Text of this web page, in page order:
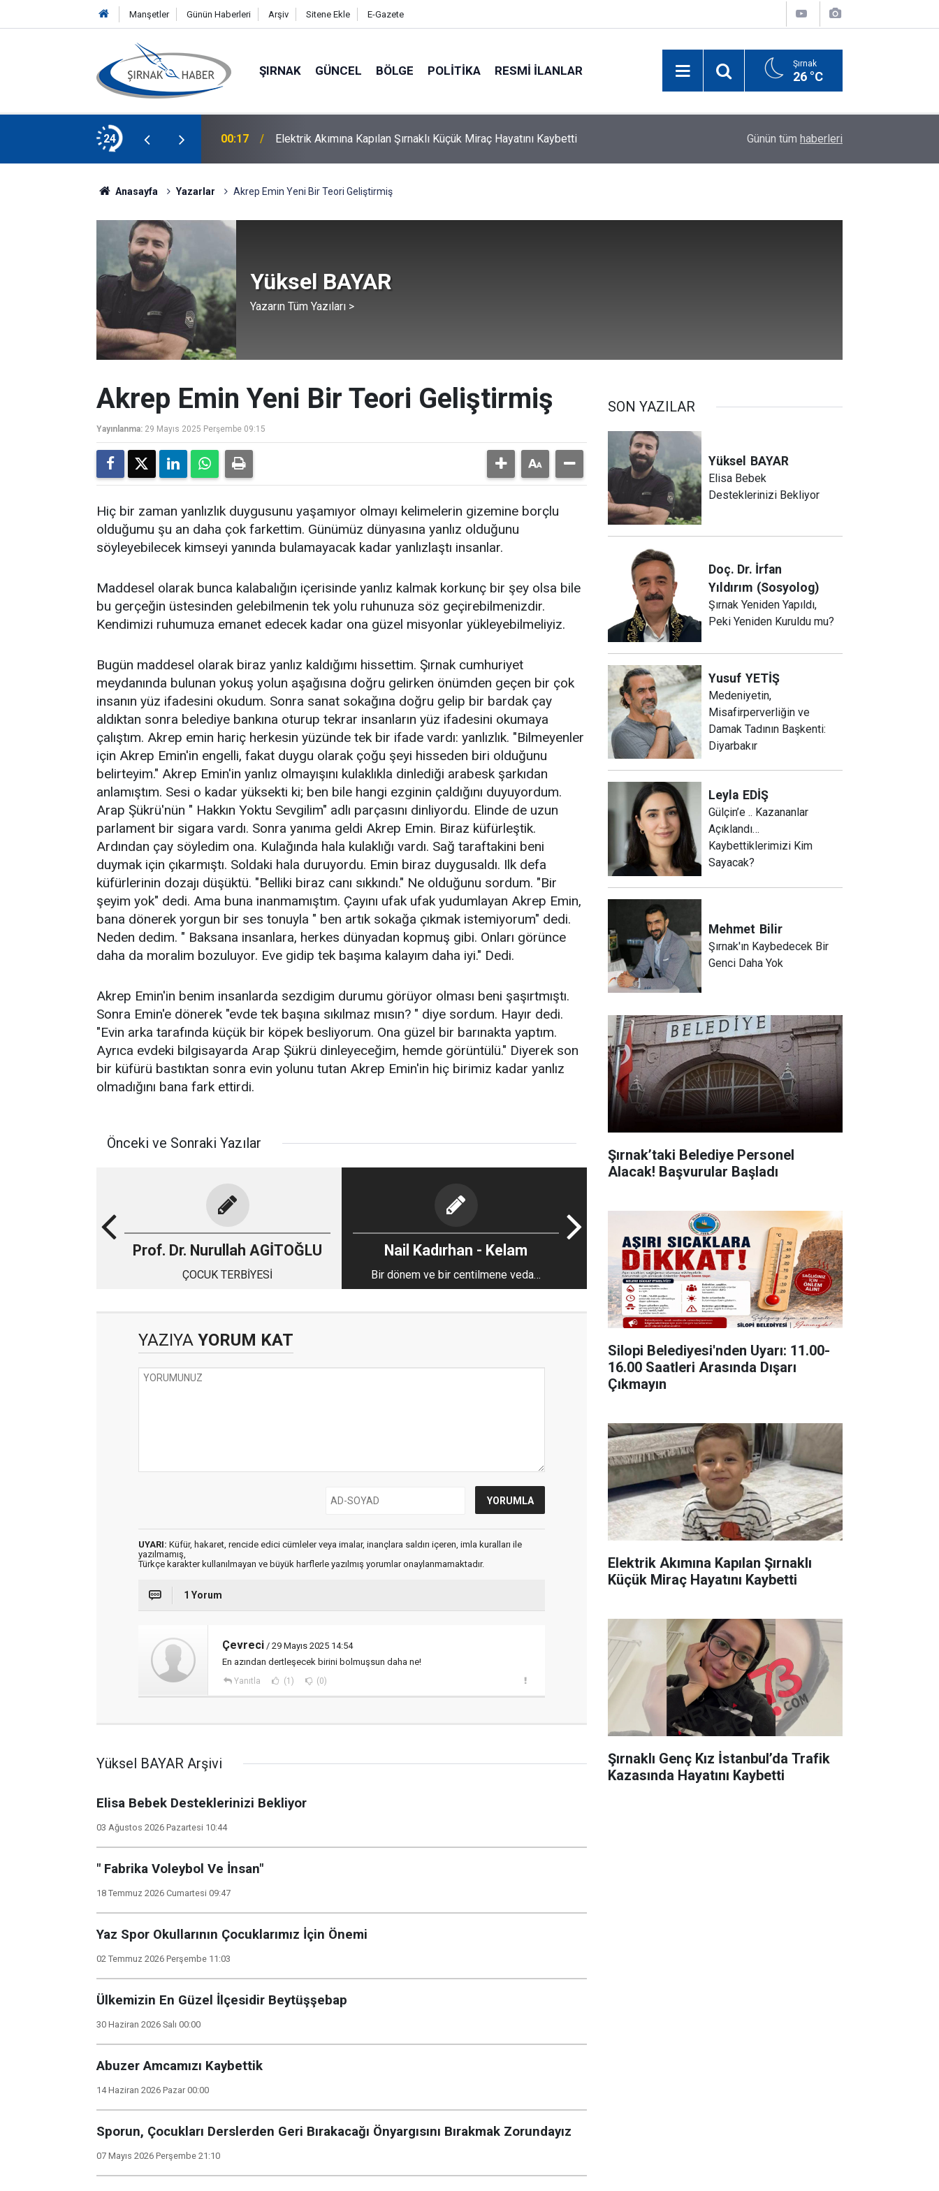
Manşetler Günün Haberleri Arşiv Sitene Ekle E-Gazete
ŞIRNAK GÜNCEL BÖLGE POLITIKA RESMI İLANLAR Şırnak
26 °C
24
Saatleri Arasında Dışarı Çıkmayın 00:17 Elektrik Akımına Kapılan Şırnaklı Küçük Miraç Hayatını Kaybetti Şırnaklı Genç Kız İstanbul’da Trafik Kazasında
Günün tüm haberleri
Anasayfa Yazarlar Akrep Emin Yeni Bir Teori Geliştirmiş
Yüksel BAYAR
Yazarın Tüm Yazıları >
Akrep Emin Yeni Bir Teori Geliştirmiş
Yayınlanma: 29 Mayıs 2025 Perşembe 09:15
Hiç bir zaman yanlızlık duygusunu yaşamıyor olmayı kelimelerin gizemine borçlu
olduğumu şu an daha çok farkettim. Günümüz dünyasına yanlız olduğunu
söyleyebilecek kimseyi yanında bulamayacak kadar yanlızlaştı insanlar.
Maddesel olarak bunca kalabalığın içerisinde yanlız kalmak korkunç bir şey olsa bile
bu gerçeğin üstesinden gelebilmenin tek yolu ruhunuza söz geçirebilmenizdir.
Kendimizi ruhumuza emanet edecek kadar ona güzel misyonlar yükleyebilmeliyiz.
Bugün maddesel olarak biraz yanlız kaldığımı hissettim. Şırnak cumhuriyet
meydanında bulunan yokuş yolun aşağısına doğru gelirken önümden geçen bir çok
insanın yüz ifadesini okudum. Sonra sanat sokağına doğru gelip bir bardak çay
aldıktan sonra belediye bankına oturup tekrar insanların yüz ifadesini okumaya
çalıştım. Akrep emin hariç herkesin yüzünde tek bir ifade vardı: yanlızlık. "Bilmeyenler
için Akrep Emin'in engelli, fakat duygu olarak çoğu şeyi hisseden biri olduğunu
belirteyim." Akrep Emin'in yanlız olmayışını kulaklıkla dinlediği arabesk şarkıdan
anlamıştım. Sesi o kadar yüksekti ki; ben bile hangi ezginin çaldığını duyuyordum.
Arap Şükrü'nün " Hakkın Yoktu Sevgilim" adlı parçasını dinliyordu. Elinde de uzun
parlament bir sigara vardı. Sonra yanıma geldi Akrep Emin. Biraz küfürleştik.
Ardından çay söyledim ona. Kulağında hala kulaklığı vardı. Sağ taraftakini beni
duymak için çıkarmıştı. Soldaki hala duruyordu. Emin biraz duygusaldı. Ilk defa
küfürlerinin dozajı düşüktü. "Belliki biraz canı sıkkındı." Ne olduğunu sordum. "Bir
şeyim yok" dedi. Ama buna inanmamıştım. Çayını ufak ufak yudumlayan Akrep Emin,
bana dönerek yorgun bir ses tonuyla " ben artık sokağa çıkmak istemiyorum" dedi.
Neden dedim. " Baksana insanlara, herkes dünyadan kopmuş gibi. Onları görünce
daha da moralim bozuluyor. Eve gidip tek başıma kalayım daha iyi." Dedi.
Akrep Emin'in benim insanlarda sezdigim durumu görüyor olması beni şaşırtmıştı.
Sonra Emin'e dönerek "evde tek başına sıkılmaz mısın? " diye sordum. Hayır dedi.
"Evin arka tarafında küçük bir köpek besliyorum. Ona güzel bir barınakta yaptım.
Ayrıca evdeki bilgisayarda Arap Şükrü dinleyeceğim, hemde görüntülü." Diyerek son
bir küfürü bastıktan sonra evin yolunu tutan Akrep Emin'in hiç birimiz kadar yanlız
olmadığını bana fark ettirdi.
Önceki ve Sonraki Yazılar
Prof. Dr. Nurullah AGİTOĞLU
ÇOCUK TERBİYESİ
Nail Kadırhan - Kelam
Bir dönem ve bir centilmene veda…
YAZIYA YORUM KAT
UYARI: Küfür, hakaret, rencide edici cümleler veya imalar, inançlara saldırı içeren, imla kuralları ile
yazılmamış,
Türkçe karakter kullanılmayan ve büyük harflerle yazılmış yorumlar onaylanmamaktadır.
1 Yorum
Çevreci / 29 Mayıs 2025 14:54
En azından dertleşecek birini bolmuşsun daha ne!
Yanıtla (1) (0)
Yüksel BAYAR Arşivi
Elisa Bebek Desteklerinizi Bekliyor
03 Ağustos 2026 Pazartesi 10:44
" Fabrika Voleybol Ve İnsan"
18 Temmuz 2026 Cumartesi 09:47
Yaz Spor Okullarının Çocuklarımız İçin Önemi
02 Temmuz 2026 Perşembe 11:03
Ülkemizin En Güzel İlçesidir Beytüşşebap
30 Haziran 2026 Salı 00:00
Abuzer Amcamızı Kaybettik
14 Haziran 2026 Pazar 00:00
Sporun, Çocukları Derslerden Geri Bırakacağı Önyargısını Bırakmak Zorundayız
07 Mayıs 2026 Perşembe 21:10
SON YAZILAR
Yüksel BAYAR
Elisa Bebek
Desteklerinizi Bekliyor
Doç. Dr. İrfan
Yıldırım (Sosyolog)
Şırnak Yeniden Yapıldı,
Peki Yeniden Kuruldu mu?
Yusuf YETİŞ
Medeniyetin,
Misafirperverliğin ve
Damak Tadının Başkenti:
Diyarbakır
Leyla EDİŞ
Gülçin’e .. Kazananlar
Açıklandı…
Kaybettiklerimizi Kim
Sayacak?
Mehmet Bilir
Şırnak'ın Kaybedecek Bir
Genci Daha Yok
Şırnak’taki Belediye Personel
Alacak! Başvurular Başladı
Silopi Belediyesi'nden Uyarı: 11.00-
16.00 Saatleri Arasında Dışarı
Çıkmayın
Elektrik Akımına Kapılan Şırnaklı
Küçük Miraç Hayatını Kaybetti
Şırnaklı Genç Kız İstanbul’da Trafik
Kazasında Hayatını Kaybetti